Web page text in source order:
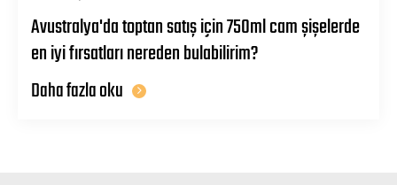
Avustralya'da toptan satış için 750ml cam şişelerde
en iyi fırsatları nereden bulabilirim?
Daha fazla oku